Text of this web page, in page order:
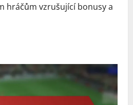
hráčům vzrušující bonusy a